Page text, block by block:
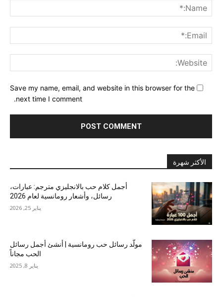
Save my name, email, and website in this browser for the
next time I comment.
الأكثر شهرة
أجمل كلام حب بالانجليزي مترجم: عبارات،
رسائل، وأشعار رومانسية لعام 2026
يناير 25, 2026
مولّد رسائل حب رومانسية | أنشئ أجمل رسائل
الحب مجاناً
يناير 8, 2025